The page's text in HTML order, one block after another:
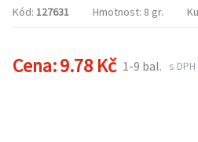
Kód: 127631 Hmotnost: 8 gr.
Cena:9.78 Kč 1-9 bal. s DPH